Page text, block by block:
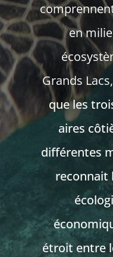
en
Grands
que les
aires
différentes
reconnait
étroit entre